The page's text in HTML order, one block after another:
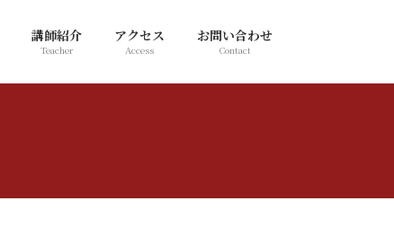
講師紹介
Teacher
アクセス
Access
お問い合わせ
Contact